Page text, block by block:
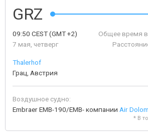
GRZ
09:50 CEST(GMT +2)
7 мая, четверг
Общее время в
Thalerhof
Грац, Австрия
Воздушное судно:
Embraer EMB-190/EMB- компании Air
* В